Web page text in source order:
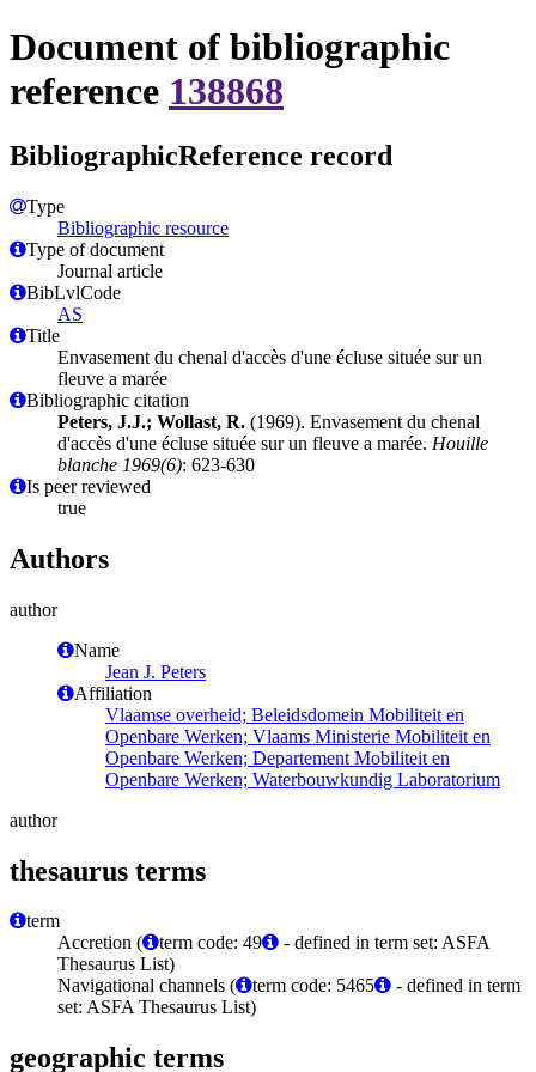
Document of bibliographic
reference 138868
BibliographicReference record
Type
Bibliographic resource
Type of document
Journal article
BibLvlCode
AS
Title
Envasement du chenal d'accès d'une écluse située sur un
fleuve a marée
Bibliographic citation
Peters, J.J.; Wollast, R. (1969). Envasement du chenal
d'accès d'une écluse située sur un fleuve a marée. Houille
blanche 1969(6): 623-630
Is peer reviewed
true
Authors
author
Name
Jean J. Peters
Affiliation
Vlaamse overheid; Beleidsdomein Mobiliteit en
Openbare Werken; Vlaams Ministerie Mobiliteit en
Openbare Werken; Departement Mobiliteit en
Openbare Werken; Waterbouwkundig Laboratorium
author
thesaurus terms
term
Accretion (
term code: 49
- defined in term set: ASFA
Thesaurus List)
Navigational channels (
term code: 5465
- defined in term
set: ASFA Thesaurus List)
geographic terms